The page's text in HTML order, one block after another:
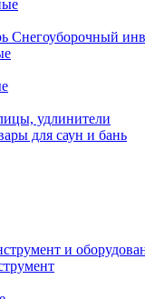
Снегоуборочный
удлинители
для саун и бань
и